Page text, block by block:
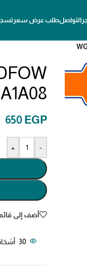
التواصلطلب عرض سعر
650 EGP
-
+
أضف إلى
30